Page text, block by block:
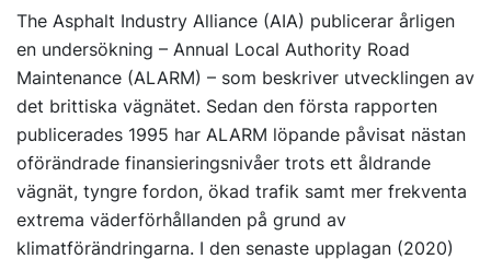
The Asphalt Industry Alliance (AIA) publicerar årligen
en undersökning – Annual Local Authority Road
Maintenance (ALARM) – som beskriver utvecklingen av
det brittiska vägnätet. Sedan den första rapporten
publicerades 1995 har ALARM löpande påvisat nästan
oförändrade finansieringsnivåer trots ett åldrande
vägnät, tyngre fordon, ökad trafik samt mer frekventa
extrema väderförhållanden på grund av
klimatförändringarna. I den senaste upplagan (2020)